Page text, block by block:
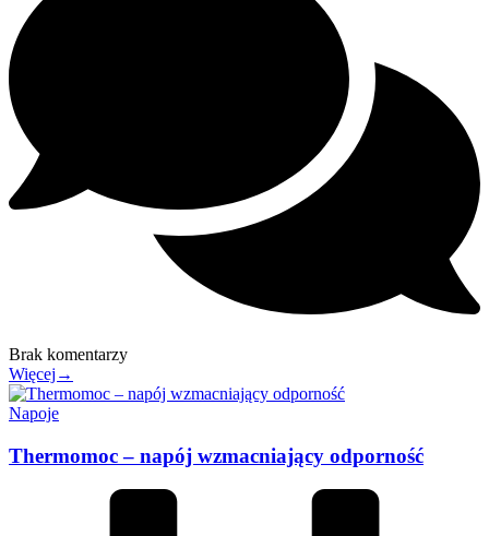
Brak komentarzy
Więcej→
Napoje
Thermomoc – napój wzmacniający odporność